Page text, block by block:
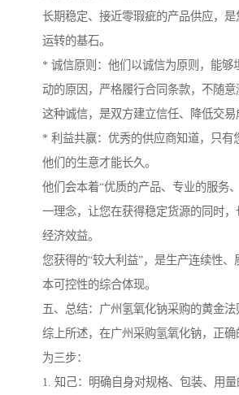
长期稳定、接近零瑕疵的产品供应，
运转的基石。
* 诚信原则：他们以诚信为原则，能够
动的原因，严格履行合同条款，不随意
这种诚信，是双方建立信任、降低交易
* 利益共赢：优秀的供应商知道，只有
他们的生意才能长久。
他们会本着“优质的产品、专业的服务
一理念，让您在获得稳定货源的同时
经济效益。
您获得的“较大利益”，是生产连续性、
本可控性的综合体现。
五、总结：广州氢氧化钠采购的黄金法
综上所述，在广州采购氢氧化钠，正
为三步：
1. 知己：明确自身对规格、包装、用量